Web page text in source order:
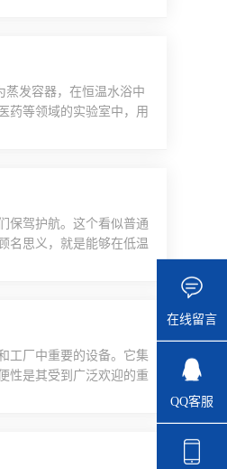
蒸发容器，在恒温水浴中
药等领域的实验室中，用
保驾护航。这个看似普通
名思义，就是能够在低温
工厂中重要的设备。它集
性是其受到广泛欢迎的重
在线留言
QQ客服